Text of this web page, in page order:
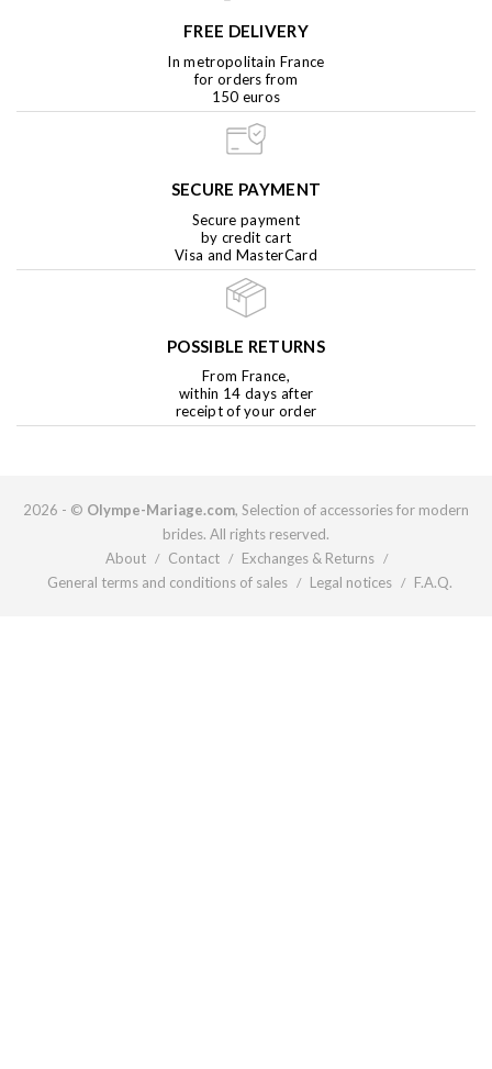
FREE DELIVERY
In metropolitain France
for orders from
150 euros
SECURE PAYMENT
Secure payment
by credit cart
Visa and MasterCard
POSSIBLE RETURNS
From France,
within 14 days after
receipt of your order
2026 - © Olympe-Mariage.com, Selection of accessories for modern
brides. All rights reserved.
About / Contact / Exchanges & Returns /
General terms and conditions of sales / Legal notices / F.A.Q.